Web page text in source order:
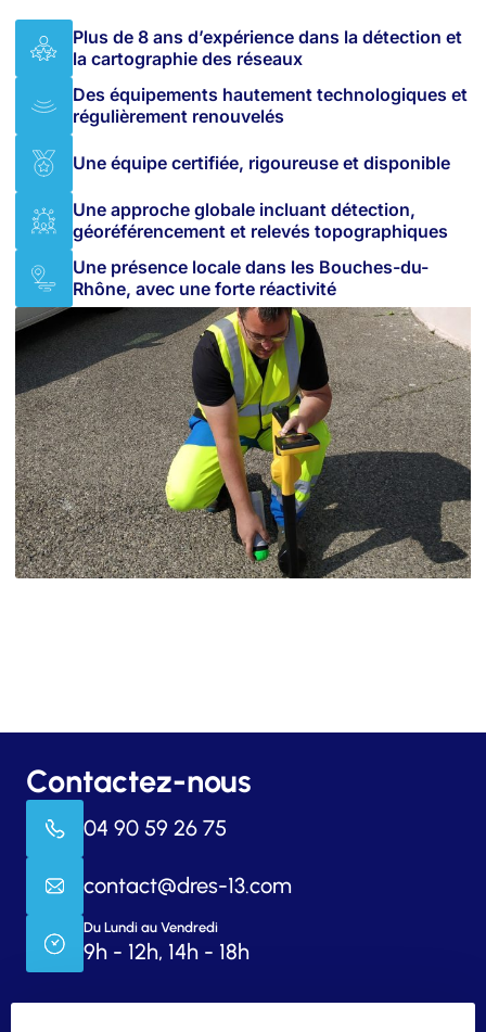
Plus de 8 ans d’expérience dans la détection et
la cartographie des réseaux
Des équipements hautement technologiques et
régulièrement renouvelés
Une équipe certifiée, rigoureuse et disponible
Une approche globale incluant détection,
géoréférencement et relevés topographiques
Une présence locale dans les Bouches-du-
Rhône, avec une forte réactivité
Contactez-nous
04 90 59 26 75
contact@dres-13.com
Du Lundi au Vendredi
9h - 12h, 14h - 18h